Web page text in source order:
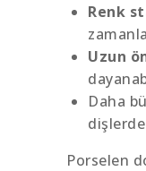
Renk
Uzun
Daha
Porselen